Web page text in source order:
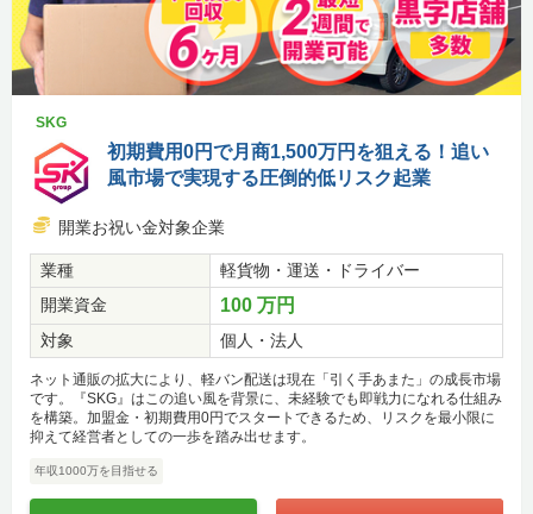
SKG
初期費用0円で月商1,500万円を狙える！追い
風市場で実現する圧倒的低リスク起業
開業お祝い金対象企業
業種
軽貨物・運送・ドライバー
開業資金
100 万円
対象 個人・法人
ネット通販の拡大により、軽バン配送は現在「引く手あまた」の成長市場
です。『SKG』はこの追い風を背景に、未経験でも即戦力になれる仕組み
を構築。加盟金・初期費用0円でスタートできるため、リスクを最小限に
抑えて経営者としての一歩を踏み出せます。
年収1000万を目指せる